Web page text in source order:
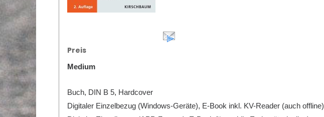
Preis
Medium
Buch, DIN B 5, Hardcover
Digitaler Einzelbezug (Windows-Geräte), E-Book inkl. KV-Reader (auch offline)